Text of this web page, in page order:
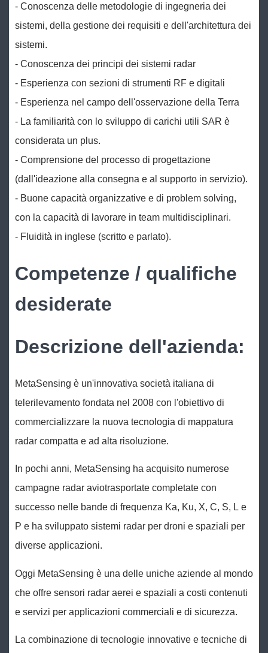
- Conoscenza delle metodologie di ingegneria dei
sistemi, della gestione dei requisiti e dell'architettura dei
sistemi.
- Conoscenza dei principi dei sistemi radar
- Esperienza con sezioni di strumenti RF e digitali
- Esperienza nel campo dell'osservazione della Terra
- La familiarità con lo sviluppo di carichi utili SAR è
considerata un plus.
- Comprensione del processo di progettazione
(dall'ideazione alla consegna e al supporto in servizio).
- Buone capacità organizzative e di problem solving,
con la capacità di lavorare in team multidisciplinari.
- Fluidità in inglese (scritto e parlato).
Competenze / qualifiche
desiderate
Descrizione dell'azienda:
MetaSensing è un'innovativa società italiana di
telerilevamento fondata nel 2008 con l'obiettivo di
commercializzare la nuova tecnologia di mappatura
radar compatta e ad alta risoluzione.
In pochi anni, MetaSensing ha acquisito numerose
campagne radar aviotrasportate completate con
successo nelle bande di frequenza Ka, Ku, X, C, S, L e
P e ha sviluppato sistemi radar per droni e spaziali per
diverse applicazioni.
Oggi MetaSensing è una delle uniche aziende al mondo
che offre sensori radar aerei e spaziali a costi contenuti
e servizi per applicazioni commerciali e di sicurezza.
La combinazione di tecnologie innovative e tecniche di